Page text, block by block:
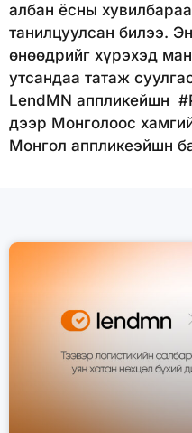
албан ёсны
танилцуулсан билээ.
өнөөдрийг хүрэхэд
утсандаа татаж
LendMN аппликейшн
дээр Монголоос
Монгол аппликеэйшн